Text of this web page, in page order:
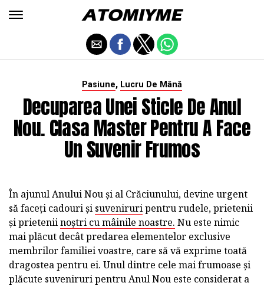
Pasiune, Lucru De Mână
Decuparea Unei Sticle De Anul
Nou. Clasa Master Pentru A Face
Un Suvenir Frumos
În ajunul Anului Nou și al Crăciunului, devine urgent
să faceți cadouri și suveniruripentru rudele, prietenii
și prieteniinoștri cu mâinile noastre. Nu este nimic
mai plăcut decât predarea elementelor exclusive
membrilor familiei voastre, care să vă exprime toată
dragostea pentru ei. Unul dintre cele mai frumoase și
plăcute suveniruri pentru Anul Nou este considerat a